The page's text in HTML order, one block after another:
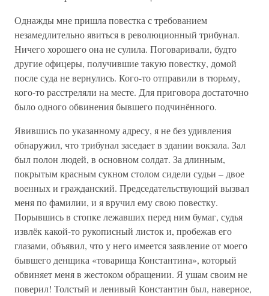
Однажды мне пришла повестка с требованием
незамедлительно явиться в революционный трибунал.
Ничего хорошего она не сулила. Поговаривали, будто
другие офицеры, получившие такую повестку, домой
после суда не вернулись. Кого-то отправили в тюрьму,
кого-то расстреляли на месте. Для приговора достаточно
было одного обвинения бывшего подчинённого.
Явившись по указанному адресу, я не без удивления
обнаружил, что трибунал заседает в здании вокзала. Зал
был полон людей, в основном солдат. За длинным,
покрытым красным сукном столом сидели судьи – двое
военных и гражданский. Председательствующий вызвал
меня по фамилии, и я вручил ему свою повестку.
Порывшись в стопке лежавших перед ним бумаг, судья
извлёк какой-то рукописный листок и, пробежав его
глазами, объявил, что у него имеется заявление от моего
бывшего денщика «товарища Константина», который
обвиняет меня в жестоком обращении. Я ушам своим не
поверил! Толстый и ленивый Константин был, наверное,